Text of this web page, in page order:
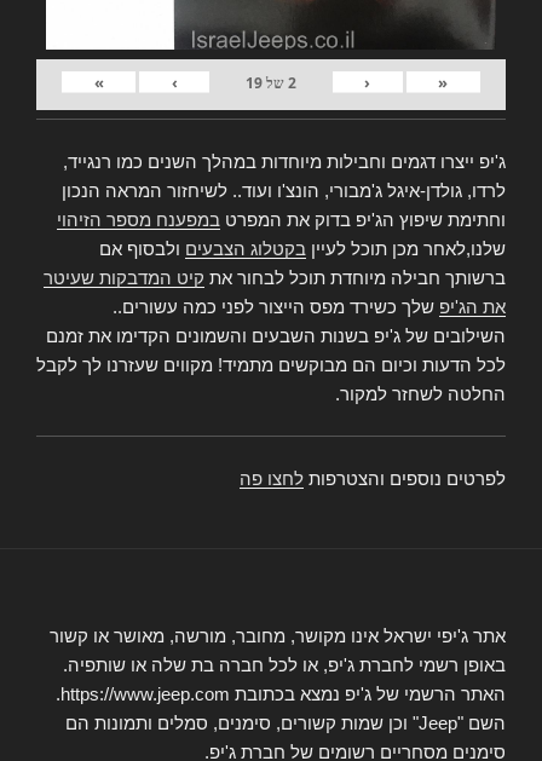
«
‹
2של19
›
»
ג'יפ ייצרו דגמים וחבילות מיוחדות במהלך השנים כמו רנגייד,
לרדו, גולדן-איגל ג'מבורי, הונצ'ו ועוד.. לשיחזור המראה הנכון
וחתימת שיפוץ הג'יפ בדוק את המפרט במפענח מספר הזיהוי
שלנו,לאחר מכן תוכל לעיין בקטלוג הצבעים ולבסוף אם
ברשותך חבילה מיוחדת תוכל לבחור את קיט המדבקות שעיטר
את הג'יפ שלך כשירד מפס הייצור לפני כמה עשורים..
השילובים של ג'יפ בשנות השבעים והשמונים הקדימו את זמנם
לכל הדעות וכיום הם מבוקשים מתמיד! מקווים שעזרנו לך לקבל
החלטה לשחזר למקור.
לפרטים נוספים והצטרפות לחצו פה
אתר ג'יפי ישראל אינו מקושר, מחובר, מורשה, מאושר או קשור
באופן רשמי לחברת ג'יפ, או לכל חברה בת שלה או שותפיה.
האתר הרשמי של ג'יפ נמצא בכתובת https://www.jeep.com.
השם "Jeep" וכן שמות קשורים, סימנים, סמלים ותמונות הם
סימנים מסחריים רשומים של חברת ג'יפ.